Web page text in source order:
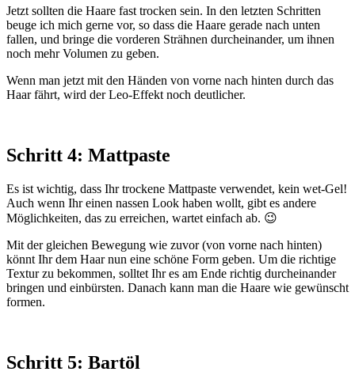
Jetzt sollten die Haare fast trocken sein. In den letzten Schritten
beuge ich mich gerne vor, so dass die Haare gerade nach unten
fallen, und bringe die vorderen Strähnen durcheinander, um ihnen
noch mehr Volumen zu geben.
Wenn man jetzt mit den Händen von vorne nach hinten durch das
Haar fährt, wird der Leo-Effekt noch deutlicher.
Schritt 4: Mattpaste
Es ist wichtig, dass Ihr trockene Mattpaste verwendet, kein wet-Gel!
Auch wenn Ihr einen nassen Look haben wollt, gibt es andere
Möglichkeiten, das zu erreichen, wartet einfach ab. 😉
Mit der gleichen Bewegung wie zuvor (von vorne nach hinten)
könnt Ihr dem Haar nun eine schöne Form geben. Um die richtige
Textur zu bekommen, solltet Ihr es am Ende richtig durcheinander
bringen und einbürsten. Danach kann man die Haare wie gewünscht
formen.
Schritt 5: Bartöl